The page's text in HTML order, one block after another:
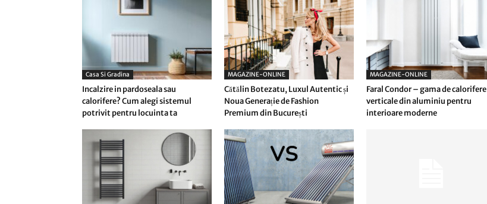
Casa Si Gradina
Incalzire in pardoseala sau
calorifere? Cum alegi sistemul
potrivit pentru locuinta ta
MAGAZINE-ONLINE
Cătălin Botezatu, Luxul Autentic și
Noua Generație de Fashion
Premium din București
MAGAZINE-ONLINE
Faral Condor – gama de calorifere
verticale din aluminiu pentru
interioare moderne